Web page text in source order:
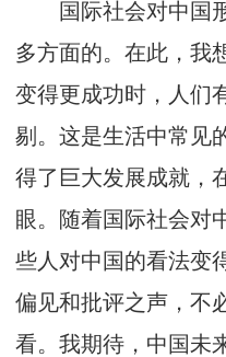
国际社会对中国形
多方面的。在此，我
变得更成功时，人们
剔。这是生活中常见
得了巨大发展成就，
眼。随着国际社会对
些人对中国的看法变
偏见和批评之声，不
看。我期待，中国未